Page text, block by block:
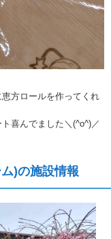
方ロールを作ってくれ
喜んでました＼(^o^)／
)の施設情報